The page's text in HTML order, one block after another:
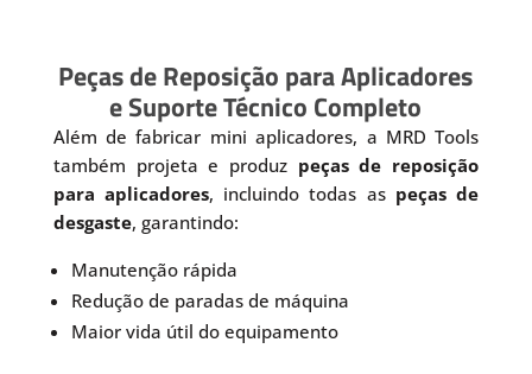
Peças de Reposição para Aplicadores
e Suporte Técnico Completo
Além de fabricar mini aplicadores, a MRD Tools
também projeta e produz peças de reposição
para aplicadores, incluindo todas as peças de
desgaste, garantindo:
Manutenção rápida
Redução de paradas de máquina
Maior vida útil do equipamento